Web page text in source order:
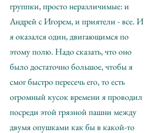
группки, просто неразличимые: и
Андрей с Игорем, и приятели - все. И
я оказался один, двигающимся по
этому полю. Надо сказать, что оно
было достаточно большое, чтобы я
смог быстро пересечь его, то есть
огромный кусок времени я проводил
посреди этой грязной пашни между
двумя опушками как бы в какой-то